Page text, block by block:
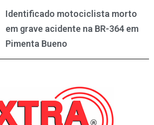
Identificado motociclista morto
em grave acidente na BR-364 em
Pimenta Bueno